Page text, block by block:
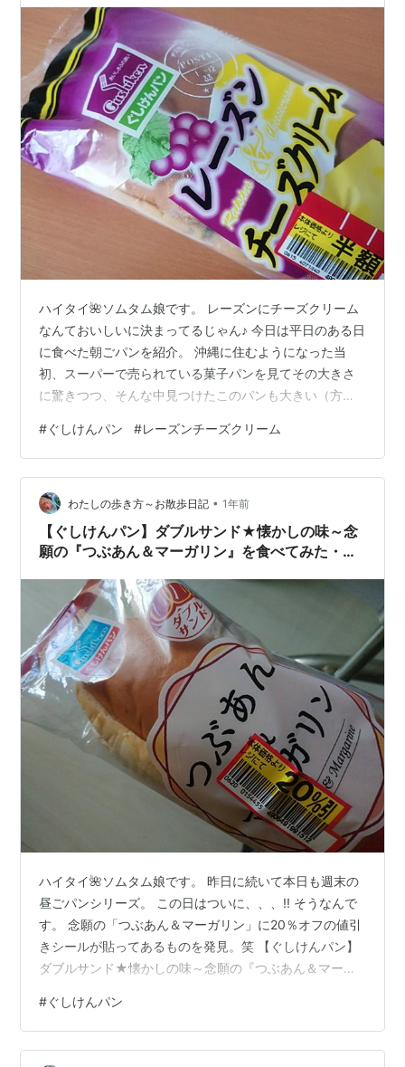
ハイタイ🌺ソムタム娘です。 レーズンにチーズクリーム
なんておいしいに決まってるじゃん♪ 今日は平日のある日
に食べた朝ごパンを紹介。 沖縄に住むようになった当
初、スーパーで売られている菓子パンを見てその大きさ
に驚きつつ、そんな中見つけたこのパンも大きい（方）
この大きさと値段から今まで一度も買ったことがなかっ
たのだ。 それが先日、マックスバリューで半額の値引き
シールが貼られているものに遭遇。 そりゃあ迷わず買う
よね～ 【ぐしけんパン】ずっと食べてみたかった！巨大
パン『レーズン＆チーズクリーム』 【ぐしけんパン】ず
っと食べてみたかった！巨大パ…
#ぐしけんパン #レーズンチーズクリーム
わたしの歩き方～お散歩日記 • 1年前
【ぐしけんパン】ダブルサンド★懐かしの味～念
願の『つぶあん＆マーガリン』を食べてみた・
ハイタイ🌺ソムタム娘です。 昨日に続いて本日も週末の
昼ごパンシリーズ。 この日はついに、、、!! そうなんで
す。 念願の「つぶあん＆マーガリン」に20％オフの値引
きシールが貼ってあるものを発見。笑 【ぐしけんパン】
ダブルサンド★懐かしの味～念願の『つぶあん＆マーガ
しけんパン】ダブルサンド★懐かしの味～念願の『つぶ
あん＆マーガリン』を食べてみた （もはや定価で買う気
がサラサラない菓子パンたち） この日は念願だったぐし
#ぐしけんパン